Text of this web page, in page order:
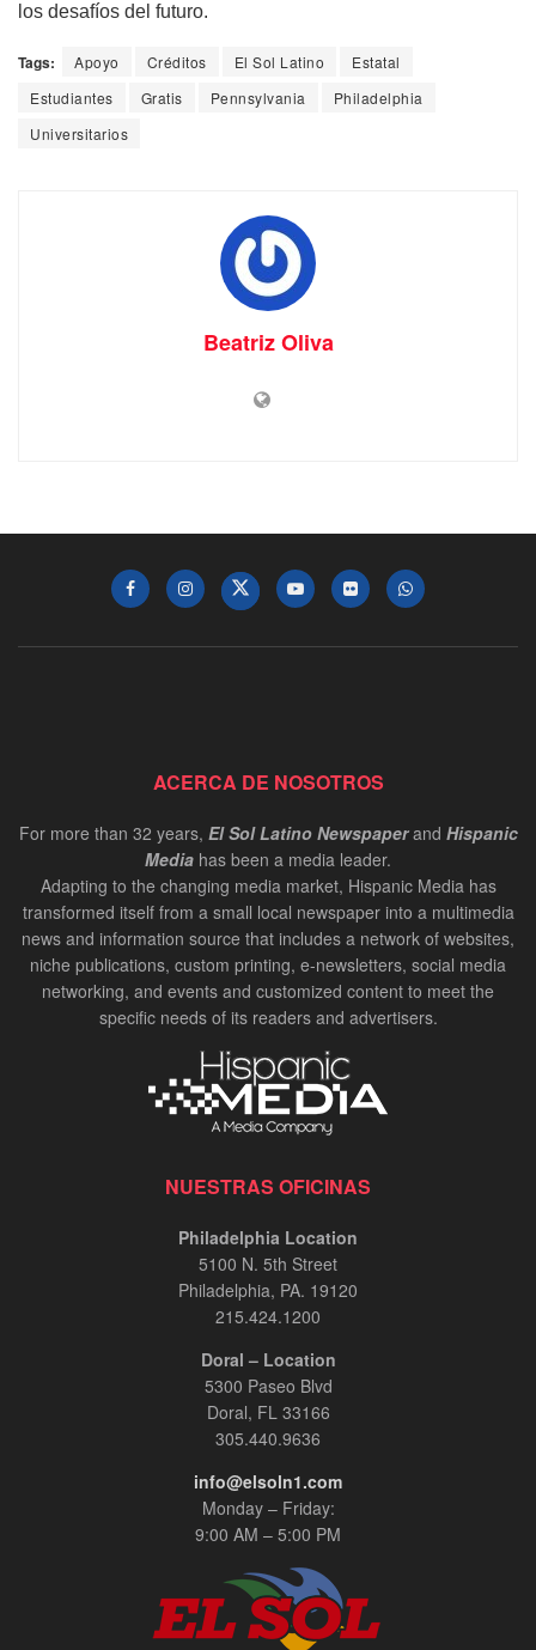
los desafíos del futuro.
Tags: Apoyo Créditos El Sol Latino
Estatal
Estudiantes
Gratis Pennsylvania
Philadelphia
Universitarios
Beatriz Oliva
ACERCA DE NOSOTROS
For more than 32 years, El Sol Latino Newspaperand Hispanic
Media has been a media leader.
Adapting to the changing media market, Hispanic Media has
transformed itself from a small local newspaper into a multimedia
news and information source that includes a network of websites,
niche publications, custom printing, e-newsletters, social media
networking, and events and customized content to meet the
specific needs of its readers and advertisers.
NUESTRAS OFICINAS
Philadelphia Location
5100 N. 5th Street
Philadelphia, PA. 19120
215.424.1200
Doral – Location
5300 Paseo Blvd
Doral, FL 33166
305.440.9636
info@elsoln1.com
Monday – Friday:
9:00 AM – 5:00 PM